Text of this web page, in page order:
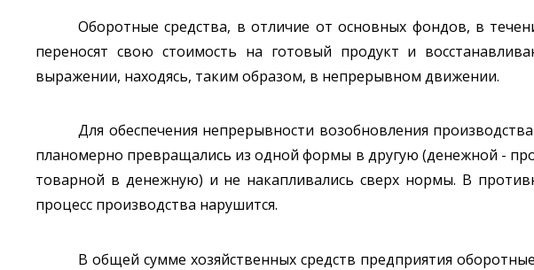
Оборотные средства, в отличие от основных фондов, в
переносят свою стоимость на готовый продукт и
выражении, находясь, таким образом, в непрерывном движении.
Для обеспечения непрерывности возобновления
планомерно превращались из одной формы в другую (денежной -
товарной в денежную) и не накапливались сверх нормы. В
процесс производства нарушится.
В общей сумме хозяйственных средств предприятия